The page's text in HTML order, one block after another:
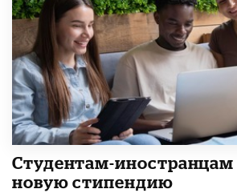
Студентам-
новую стипендию